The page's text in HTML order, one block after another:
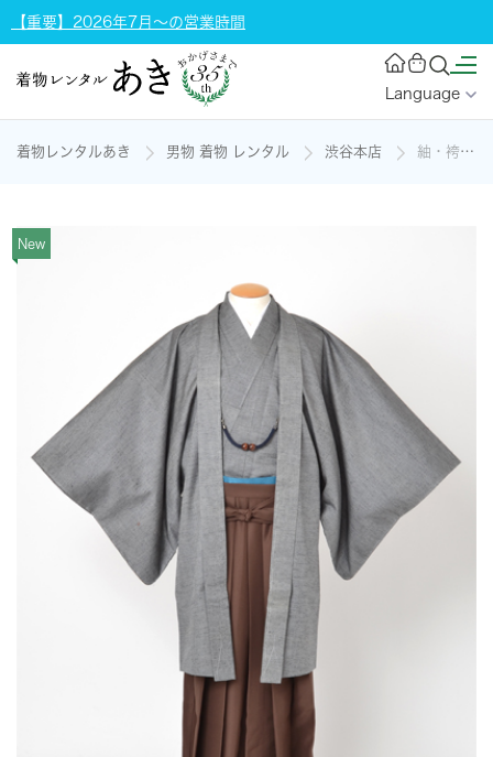
【重要】2026年7月～の営業時間
Language
着物レンタルあき 男物 着物 レンタル 渋谷本店 紬・袴付[灰色×茶]の着物レンタル
New